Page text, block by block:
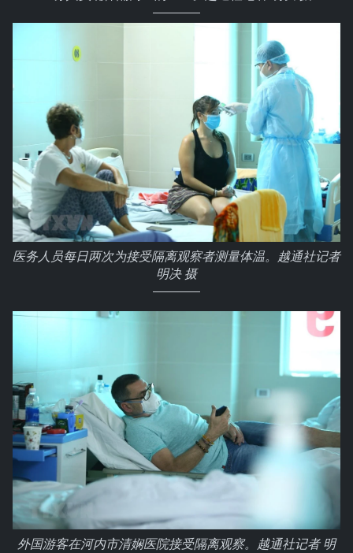
医务人员每日两次为接受隔离观察者测量体温。越通社记者
明决 摄
外国游客在河内市清娴医院接受隔离观察。越通社记者 明